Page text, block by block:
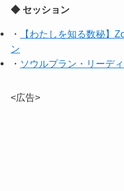
◆ セッション
・
【わたしを知る数秘】
ン
・ ソウルプラン・リーデ
<広告>